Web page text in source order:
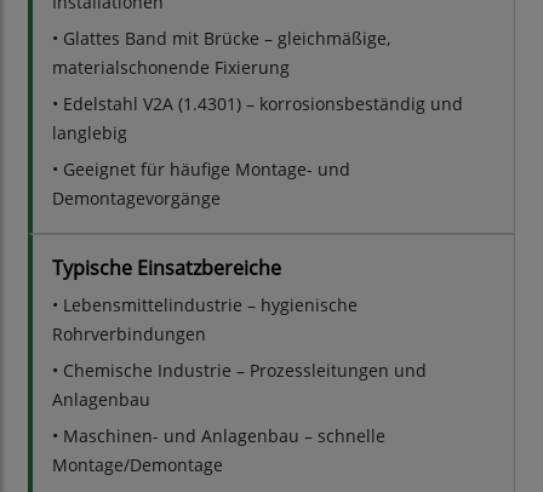
• Glattes Band mit Brücke – gleichmäßige,
materialschonende Fixierung
• Edelstahl V2A (1.4301) – korrosionsbeständig und
langlebig
• Geeignet für häufige Montage- und
Demontagevorgänge
Typische Einsatzbereiche
• Lebensmittelindustrie – hygienische
Rohrverbindungen
• Chemische Industrie – Prozessleitungen und
Anlagenbau
• Maschinen- und Anlagenbau – schnelle
Montage/Demontage